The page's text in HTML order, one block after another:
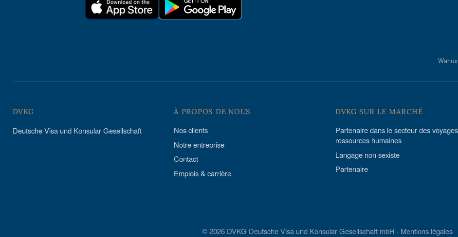
DVKG
Deutsche Visa und Konsular Gesellschaft
À PROPOS DE NOUS
Nos clients
Notre entreprise
Contact
Emplois & carrière
DVKG SUR LE MARCHÉ
Partenaire dans le secteur des
ressources humaines
Langage non sexiste
Partenaire
© 2026 DVKG Deutsche Visa und Konsular Gesellschaft mbH · Mentions légales